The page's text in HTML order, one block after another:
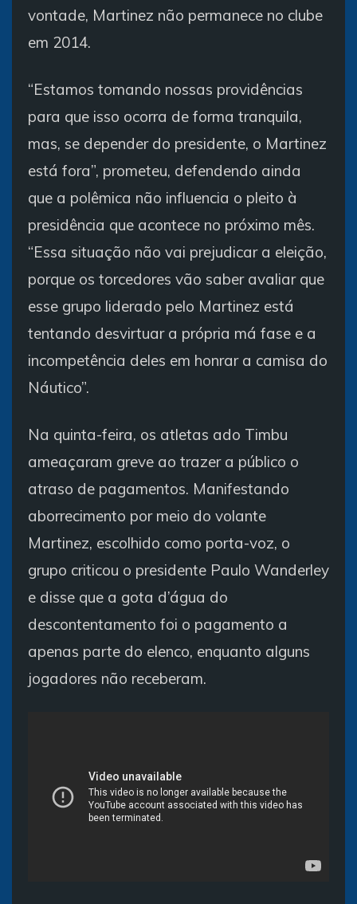
vontade, Martinez não permanece no clube
em 2014.
“Estamos tomando nossas providências
para que isso ocorra de forma tranquila,
mas, se depender do presidente, o Martinez
está fora”, prometeu, defendendo ainda
que a polêmica não influencia o pleito à
presidência que acontece no próximo mês.
“Essa situação não vai prejudicar a eleição,
porque os torcedores vão saber avaliar que
esse grupo liderado pelo Martinez está
tentando desvirtuar a própria má fase e a
incompetência deles em honrar a camisa do
Náutico”.
Na quinta-feira, os atletas ado Timbu
ameaçaram greve ao trazer a público o
atraso de pagamentos. Manifestando
aborrecimento por meio do volante
Martinez, escolhido como porta-voz, o
grupo criticou o presidente Paulo Wanderley
e disse que a gota d’água do
descontentamento foi o pagamento a
apenas parte do elenco, enquanto alguns
jogadores não receberam.